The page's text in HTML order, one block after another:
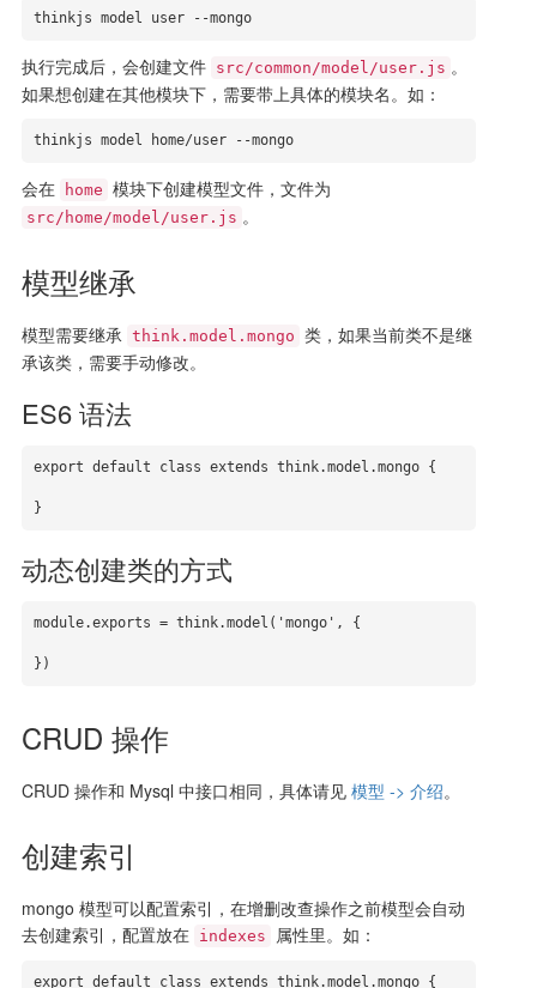
thinkjs model user --mongo
执行完成后，会创建文件 src/common/model/user.js 。
如果想创建在其他模块下，需要带上具体的模块名。如：
thinkjs model home/user --mongo
会在 home 模块下创建模型文件，文件为
src/home/model/user.js 。
模型继承
模型需要继承 think.model.mongo 类，如果当前类不是继
承该类，需要手动修改。
ES6 语法
export default class extends think.model.mongo {
}
动态创建类的方式
module.exports = think.model('mongo', {
})
CRUD 操作
CRUD 操作和 Mysql 中接口相同，具体请见 模型 -> 介绍。
创建索引
mongo 模型可以配置索引，在增删改查操作之前模型会自动
去创建索引，配置放在 indexes 属性里。如：
export default class extends think.model.mongo {